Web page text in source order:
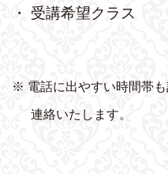
・ 受講希望クラス
※ 電話に出やすい時間帯
連絡いたします。